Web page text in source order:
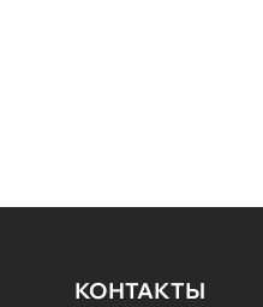
КОНТАКТЫ